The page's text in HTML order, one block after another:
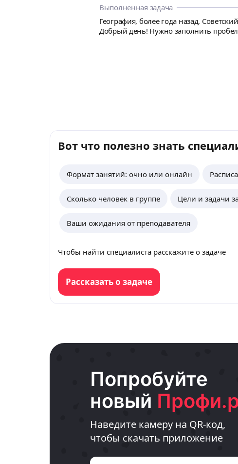
Выполненная задача
География, более года назад,
Добрый день! Нужно заполнить
Вот что полезно знать
Формат занятий: очно или онлайн
Сколько человек в группе Цели и задачи
Ваши ожидания от преподавателя
Чтобы найти специалиста расскажите о задаче
Рассказать о задаче
Попробуйте
новый
Наведите камеру на QR-код,
чтобы скачать приложение